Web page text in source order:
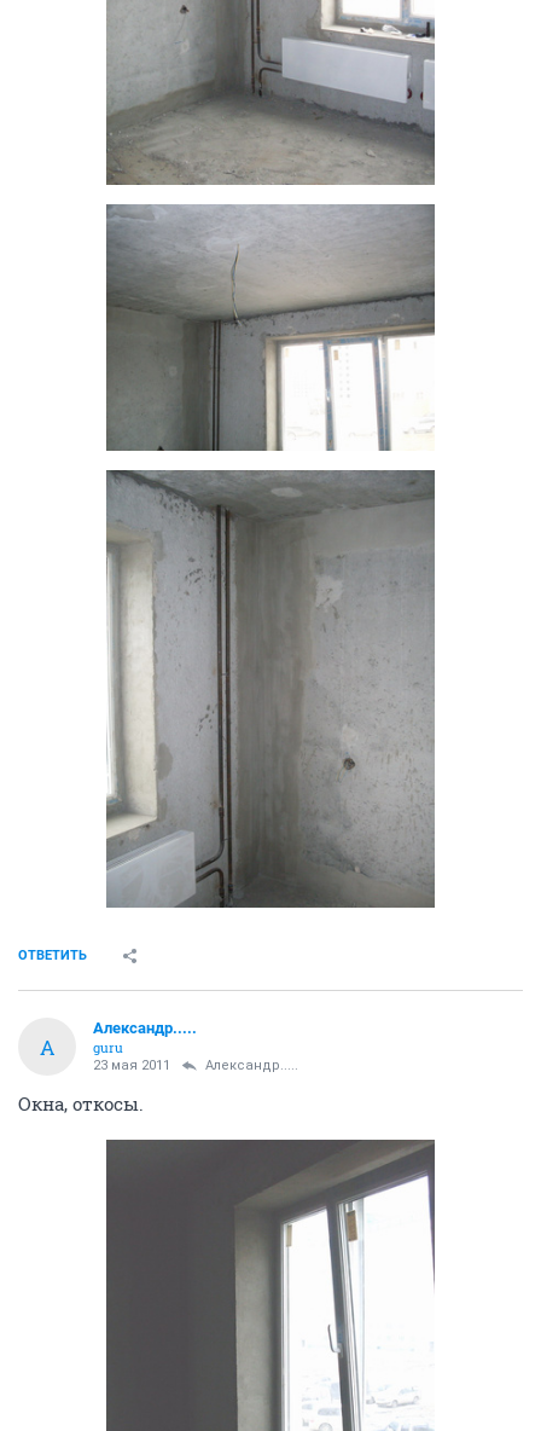
ОТВЕТИТЬ
А
Александр.....
guru
23 мая 2011 Александр.....
Окна, откосы.